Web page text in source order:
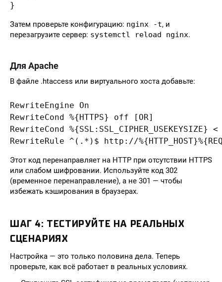
Затем проверьте конфигурацию: nginx -t, и
перезагрузите сервер: systemctl reload nginx.
Для Apache
В файле .htaccess или виртуального хоста добавьте:
RewriteEngine On
RewriteCond %{HTTPS} off [OR]
RewriteCond %{SSL:SSL_CIPHER_USEKEYSIZE}
Этот код перенаправляет на HTTP при отсутствии HTTPS
или слабом шифровании. Используйте код 302
(временное перенаправление), а не 301 — чтобы
избежать кэширования в браузерах.
ШАГ 4: ТЕСТИРУЙТЕ НА РЕАЛЬНЫХ
СЦЕНАРИЯХ
Настройка — это только половина дела. Теперь
проверьте, как всё работает в реальных условиях.